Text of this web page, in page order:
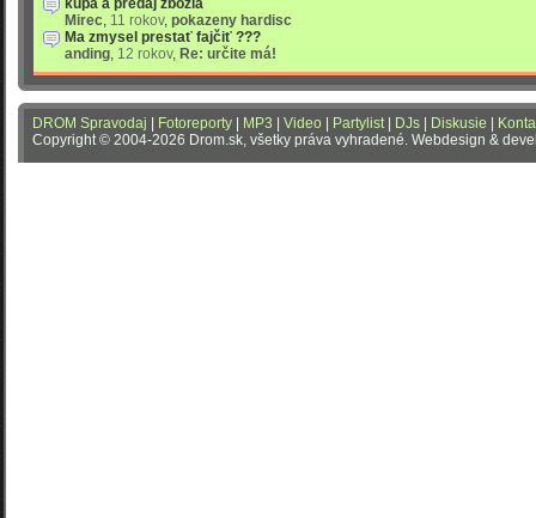
kúpa a predaj zbožia
Mirec, 11 rokov, pokazeny hardisc
Ma zmysel prestať fajčiť ???
anding, 12 rokov, Re: určite má!
DROM Spravodaj Fotoreporty MP3 Video Partylist| DJs Diskusie
Copyright © 2004-2026 Drom.sk, všetky práva vyhradené. Webdesign &